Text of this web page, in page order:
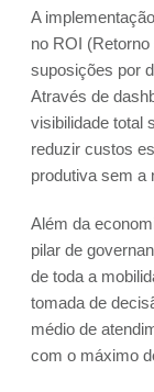
A
no ROI
suposições por
Através de
visibilidade total
reduzir custos
produtiva sem a
Além da
pilar de
de toda a
tomada de
médio de
com o máximo